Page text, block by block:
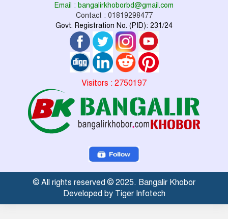
Email : bangalirkhoborbd@gmail.com
Contact : 01819298477
Govt. Registration No. (PID): 231/24
Visitors : 2750197
© All rights reserved © 2025. Bangalir Khobor
Developed by Tiger Infotech